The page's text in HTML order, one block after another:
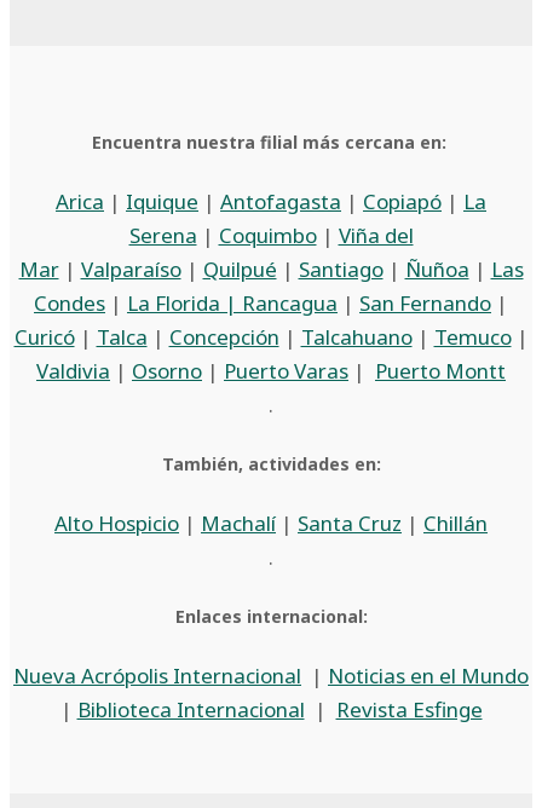
Encuentra nuestra filial más cercana en:
Arica | Iquique | Antofagasta | Copiapó | La
Serena | Coquimbo| Viña del
Mar| Valparaíso| Quilpué | Santiago| Ñuñoa | Las
Condes | La Florida | Rancagua | San Fernando |
Curicó| Talca | Concepción | Talcahuano| Temuco|
Valdivia | Osorno | Puerto Varas |
Puerto Montt
.
También, actividades en:
Alto Hospicio | Machalí | Santa Cruz | Chillán
.
Enlaces internacional:
Nueva Acrópolis Internacional | Noticias en el Mundo
| Biblioteca Internacional | Revista Esfinge